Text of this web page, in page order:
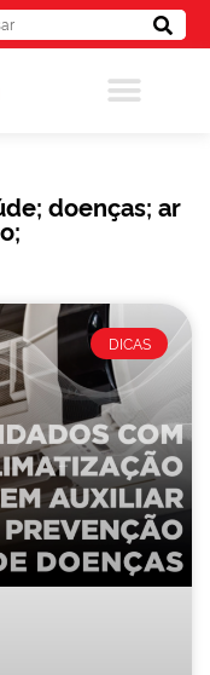
doenças; ar
DICAS